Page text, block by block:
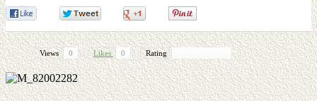
Views 0 Likes 0 Rating